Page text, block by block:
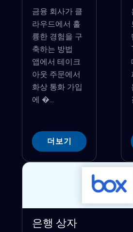
금융 회사가 클
라우드에서 훌
륭한 경험을 구
축하는 방법
앱에서 테이크
아웃 주문에서
화상 통화 가입
에 �...
더보기
은행 상자